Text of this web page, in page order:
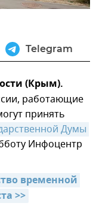
Telegram
(Крым).
работающие
принять
Думы
Инфоцентр
временной
>>